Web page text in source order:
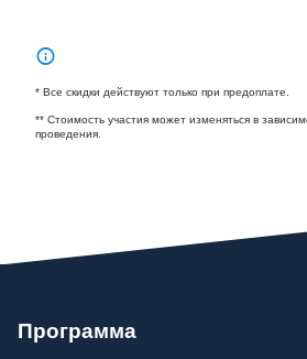
* Все скидки действуют только при предоплате.
** Стоимость участия может изменяться в
проведения.
Программа